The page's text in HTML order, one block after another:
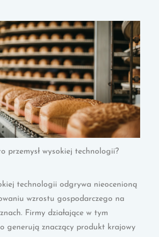
przemysł wysokiej technologii?
technologii odgrywa nieocenioną
wzrostu gospodarczego na
Firmy działające w tym
generują znaczący produkt krajowy